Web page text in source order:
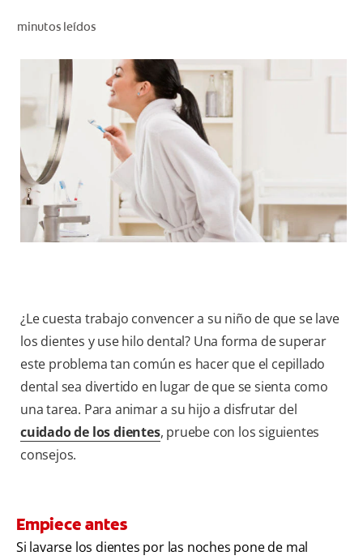
PARA PROFESIONALES
SUSCRÍBASE
minutos leídos
¿Le cuesta trabajo convencer a su niño de que se lave
los dientes y use hilo dental? Una forma de superar
este problema tan común es hacer que el cepillado
dental sea divertido en lugar de que se sienta como
una tarea. Para animar a su hijo a disfrutar del
cuidado de los dientes, pruebe con los siguientes
consejos.
Empiece antes
Si lavarse los dientes por las noches pone de mal